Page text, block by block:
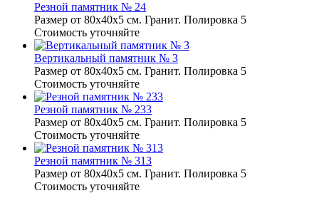
Резной памятник № 24
Размер от 80х40х5 см. Гранит. Полировка 5
Стоимость уточняйте
Вертикальный памятник № 3
Размер от 80х40х5 см. Гранит. Полировка 5
Стоимость уточняйте
Резной памятник № 233
Размер от 80х40х5 см. Гранит. Полировка 5
Стоимость уточняйте
Резной памятник № 313
Размер от 80х40х5 см. Гранит. Полировка 5
Стоимость уточняйте